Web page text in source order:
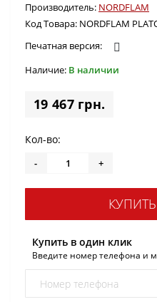
Производитель: NORDFLAM
Код Товара: NORDFLAM
Печатная версия:
Наличие: В наличии
19 467 грн.
Кол-во:
- +
КУПИТЬ
Купить в один клик
Введите номер телефона и